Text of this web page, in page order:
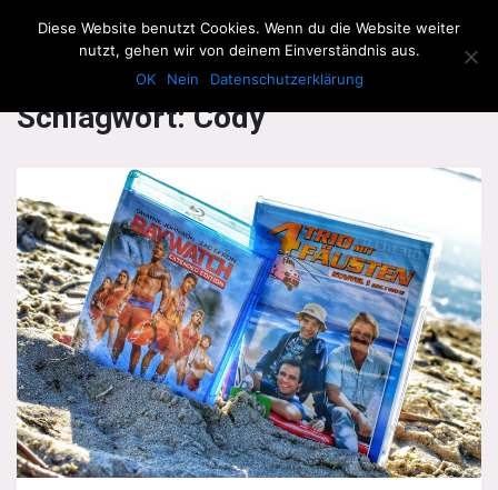
The Howling Men
Schlagwort:Cody
Diese Website benutzt Cookies. Wenn du die Website weiter
nutzt, gehen wir von deinem Einverständnis aus.
OK
Nein Datenschutzerklärung